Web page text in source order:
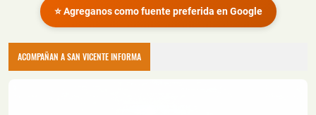
⭐ Agreganos como fuente preferida en Google
ACOMPAÑAN A SAN VICENTE INFORMA